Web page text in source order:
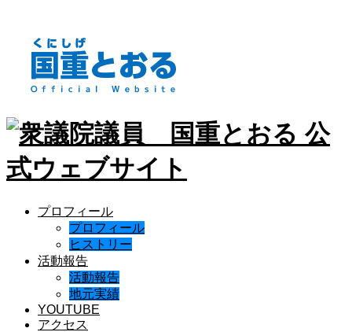
プロフィール
プロフィール
ヒストリー
活動報告
活動報告
地元実績
YOUTUBE
アクセス